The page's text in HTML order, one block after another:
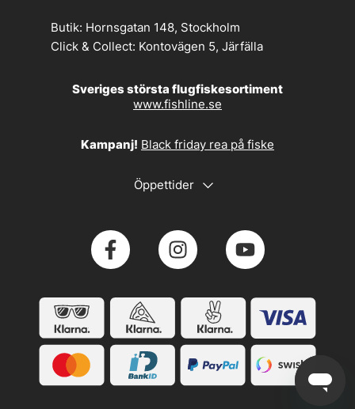
Butik: Hornsgatan 148, Stockholm
Click & Collect: Kontovägen 5, Järfälla
Sveriges största flugfiskesortiment
www.fishline.se
Kampanj! Black friday rea på fiske
Öppettider